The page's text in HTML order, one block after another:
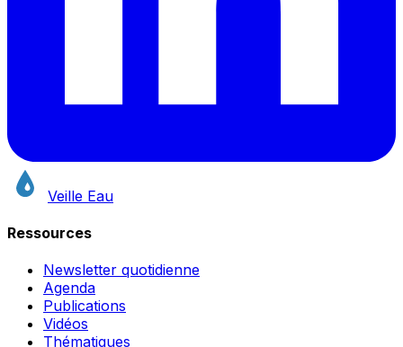
Veille Eau
Ressources
Newsletter quotidienne
Agenda
Publications
Vidéos
Thématiques